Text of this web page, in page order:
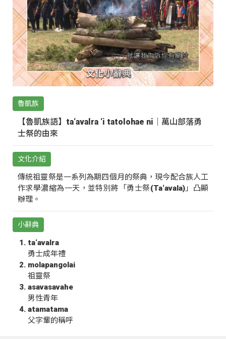
魯凱族
【魯凱族語】ta‘avalra ‘i tatolohae ni｜萬山部落勇
士祭的由來
文化介紹
傳統祖靈祭是一系列為期四個月的祭典，現今配合族人工
作求學濃縮為一天，並特別將「勇士祭(Ta‘avala)」凸顯
辦理。
小辭典
ta‘avalra
勇士成年禮
molapangolai
祖靈祭
asavasavahe
男性青年
atamatama
父字輩的稱呼